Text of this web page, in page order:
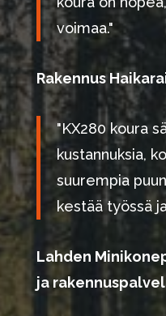
voimaa."
Rakennus
"KX280 koura
kustannuksia,
suurempia
kestää työssä
Lahden
ja